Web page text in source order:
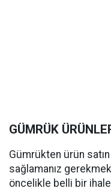
GÜMRÜK
Gümrükten ürün
sağlamanız
öncelikle belli bir